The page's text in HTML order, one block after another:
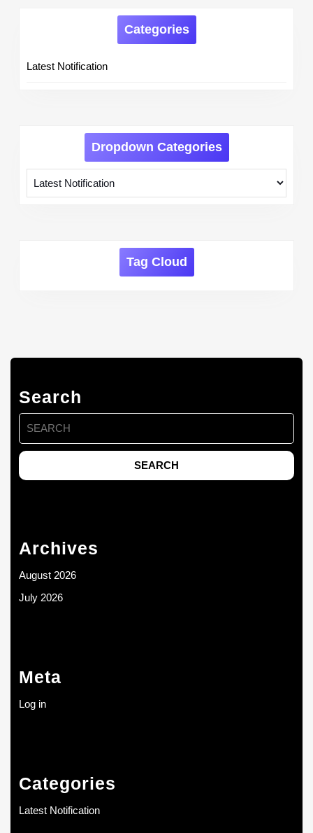
Categories
Latest Notification
Dropdown Categories
Tag Cloud
Search
Search
for:
Archives
August 2026
July 2026
Meta
Log in
Categories
Latest Notification